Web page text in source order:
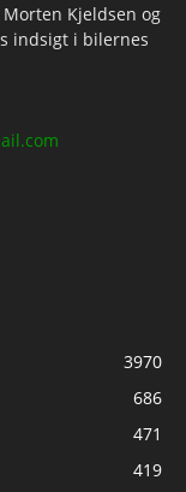
Kjeldsen og
indsigt i bilernes
3970
686
471
419